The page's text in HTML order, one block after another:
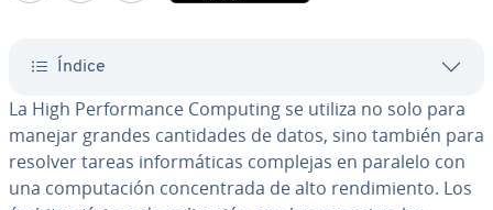
Índice
La High Pe­r­fo­r­ma­n­ce Computing se utiliza no solo para
manejar grandes ca­n­ti­da­des de datos, sino también para
resolver tareas in­fo­r­má­ti­cas complejas en paralelo con
una co­mpu­tación co­n­ce­n­tra­da de alto re­n­di­mie­n­to. Los